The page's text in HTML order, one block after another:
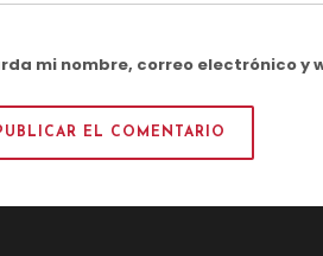
mi nombre, correo electrónico y